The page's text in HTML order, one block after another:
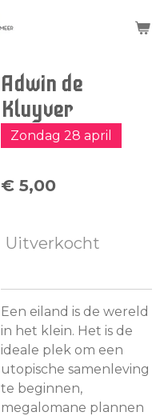
Adwin de
Kluyver
Zondag 28 april
€ 5,00
Uitverkocht
Een eiland is de wereld
in het klein. Het is de
ideale plek om een
utopische samenleving
te beginnen,
megalomane plannen